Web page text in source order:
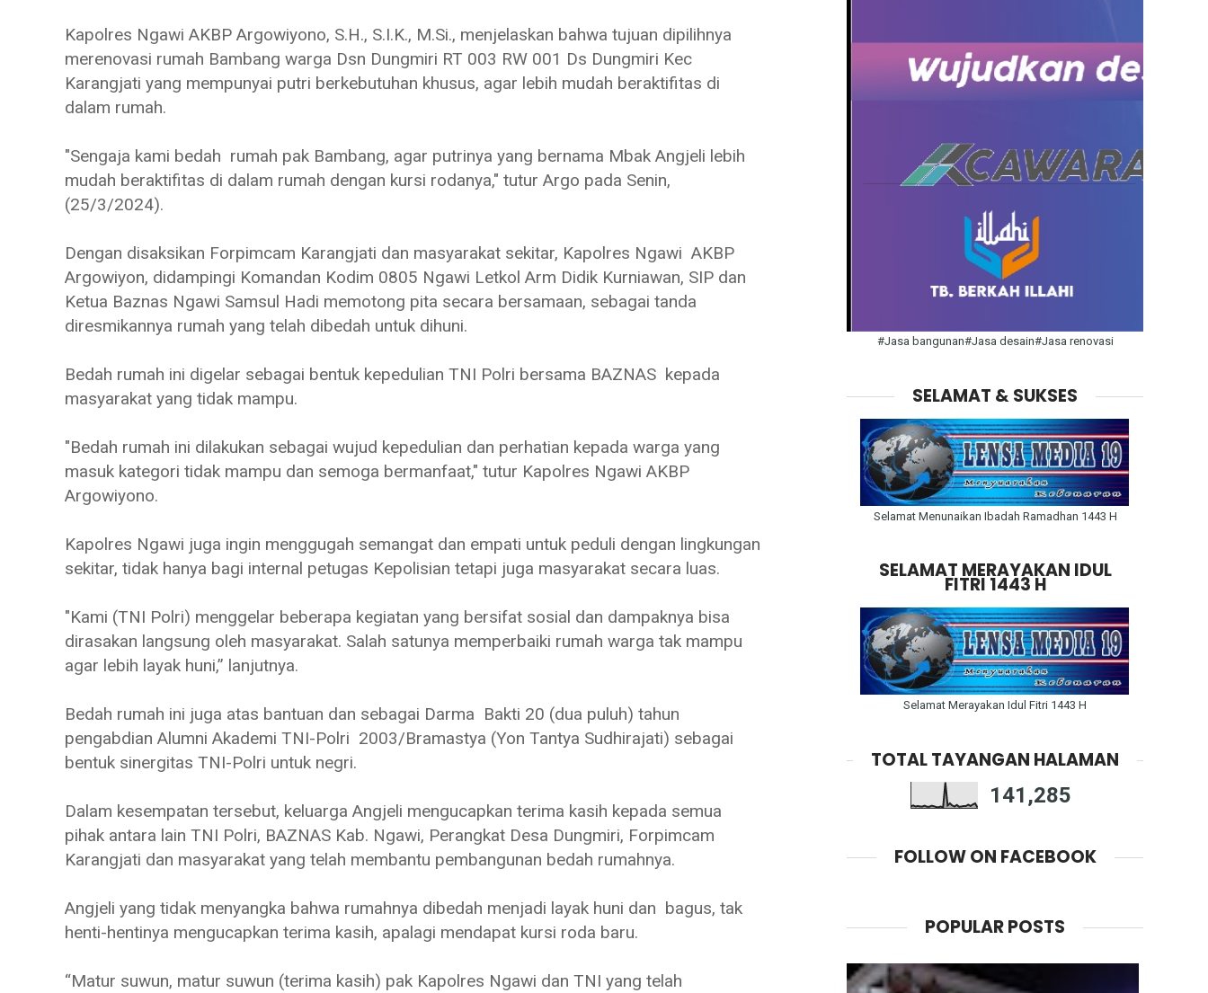
Kapolres Ngawi AKBP Argowiyono, S.H., S.I.K., M.Si., menjelaskan bahwa tujuan dipilihnya
merenovasi rumah Bambang warga Dsn Dungmiri RT 003 RW 001 Ds Dungmiri Kec
Karangjati yang mempunyai putri berkebutuhan khusus, agar lebih mudah beraktifitas di
dalam rumah.
"Sengaja kami bedah rumah pak Bambang, agar putrinya yang bernama Mbak Angjeli lebih
mudah beraktifitas di dalam rumah dengan kursi rodanya," tutur Argo pada Senin,
(25/3/2024).
Dengan disaksikan Forpimcam Karangjati dan masyarakat sekitar, Kapolres Ngawi AKBP
Argowiyon, didampingi Komandan Kodim 0805 Ngawi Letkol Arm Didik Kurniawan, SIP dan
Ketua Baznas Ngawi Samsul Hadi memotong pita secara bersamaan, sebagai tanda
diresmikannya rumah yang telah dibedah untuk dihuni.
Bedah rumah ini digelar sebagai bentuk kepedulian TNI Polri bersama BAZNAS kepada
masyarakat yang tidak mampu.
"Bedah rumah ini dilakukan sebagai wujud kepedulian dan perhatian kepada warga yang
masuk kategori tidak mampu dan semoga bermanfaat," tutur Kapolres Ngawi AKBP
Argowiyono.
Kapolres Ngawi juga ingin menggugah semangat dan empati untuk peduli dengan lingkungan
sekitar, tidak hanya bagi internal petugas Kepolisian tetapi juga masyarakat secara luas.
"Kami (TNI Polri) menggelar beberapa kegiatan yang bersifat sosial dan dampaknya bisa
dirasakan langsung oleh masyarakat. Salah satunya memperbaiki rumah warga tak mampu
agar lebih layak huni,” lanjutnya.
Bedah rumah ini juga atas bantuan dan sebagai Darma Bakti 20 (dua puluh) tahun
pengabdian Alumni Akademi TNI-Polri 2003/Bramastya (Yon Tantya Sudhirajati) sebagai
bentuk sinergitas TNI-Polri untuk negri.
Dalam kesempatan tersebut, keluarga Angjeli mengucapkan terima kasih kepada semua
pihak antara lain TNI Polri, BAZNAS Kab. Ngawi, Perangkat Desa Dungmiri, Forpimcam
Karangjati dan masyarakat yang telah membantu pembangunan bedah rumahnya.
Angjeli yang tidak menyangka bahwa rumahnya dibedah menjadi layak huni dan bagus, tak
henti-hentinya mengucapkan terima kasih, apalagi mendapat kursi roda baru.
“Matur suwun, matur suwun (terima kasih) pak Kapolres Ngawi dan TNI yang telah
#Jasa bangunan#Jasa desain#Jasa renovasi
SELAMAT & SUKSES
Selamat Menunaikan Ibadah Ramadhan 1443 H
SELAMAT MERAYAKAN IDUL
FITRI 1443 H
Selamat Merayakan Idul Fitri 1443 H
TOTAL TAYANGAN HALAMAN
141,285
FOLLOW ON FACEBOOK
POPULAR POSTS